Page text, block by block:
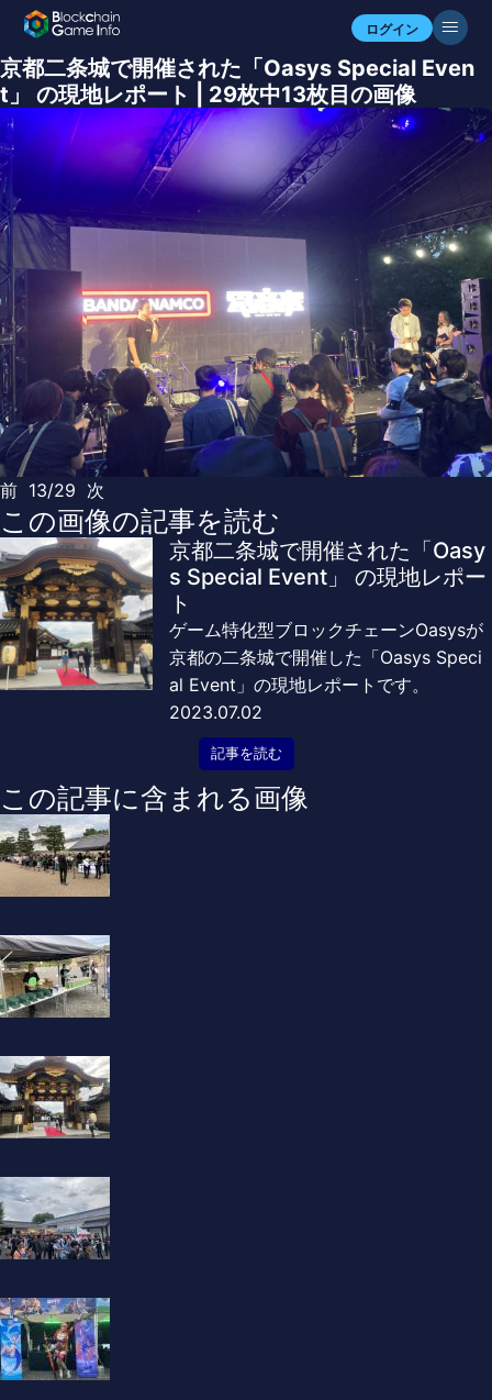
ログイン
京都二条城で開催された「Oasys Special Even
t」 の現地レポート | 29枚中13枚目の画像
前 13/29 次
この画像の記事を読む
京都二条城で開催された「Oasy
s Special Event」 の現地レポー
ト
ゲーム特化型ブロックチェーンOasysが
京都の二条城で開催した「Oasys Speci
al Event」の現地レポートです。
2023.07.02
記事を読む
この記事に含まれる画像